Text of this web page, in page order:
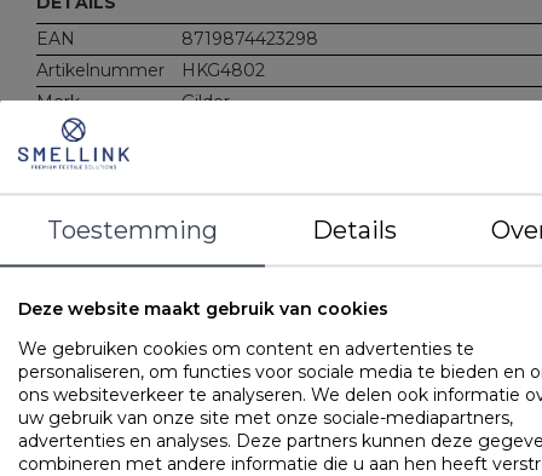
EAN
8719874423298
Artikelnummer
HKG4802
Merk
Gilder
Gewicht
Materiaal
Tijk: 100% luxe katoen - perkal
Kenmerken
Met rits (navulbaar)
De ZEN pillow collectie bestaat uit 5 kussens die elk hun
specifieke eigenschappen hebben. Voor alle kussens geldt:
INGESTIKTE DWARSNAAD: Uniek aan het Gilder ZEN
de ingestikte horizontale dwarsnaad in het midden van het
kussen. Hierdoor wordt het hoofd automatisch naar de
Toestemming Details
Deze website maakt gebruik van cookies
We gebruiken cookies om content en advertenties te
personaliseren, om functies voor sociale media te bieden en
ons websiteverkeer te analyseren. We delen ook informatie
uw gebruik van onze site met onze sociale-mediapartners,
advertenties en analyses. Deze partners kunnen deze
combineren met andere informatie die u aan hen heeft